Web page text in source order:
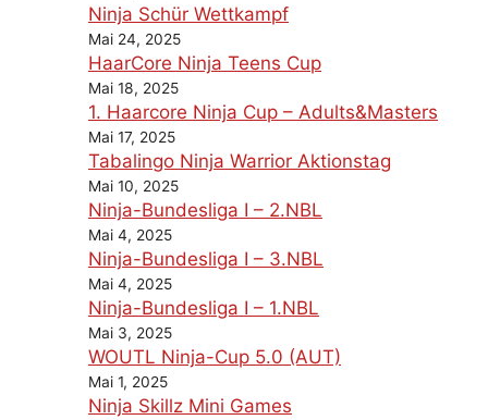
Ninja Schür Wettkampf
Mai 24, 2025
HaarCore Ninja Teens Cup
Mai 18, 2025
1. Haarcore Ninja Cup – Adults&Masters
Mai 17, 2025
Tabalingo Ninja Warrior Aktionstag
Mai 10, 2025
Ninja-Bundesliga I – 2.NBL
Mai 4, 2025
Ninja-Bundesliga I – 3.NBL
Mai 4, 2025
Ninja-Bundesliga I – 1.NBL
Mai 3, 2025
WOUTL Ninja-Cup 5.0 (AUT)
Mai 1, 2025
Ninja Skillz Mini Games